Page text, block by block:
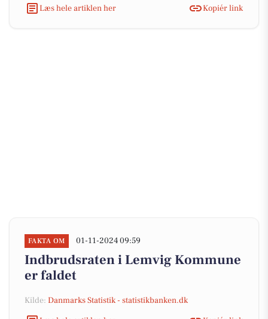
Læs hele artiklen her Kopiér link
FAKTA OM 01-11-2024 09:59
Indbrudsraten i Lemvig Kommune
er faldet
Kilde: Danmarks Statistik - statistikbanken.dk